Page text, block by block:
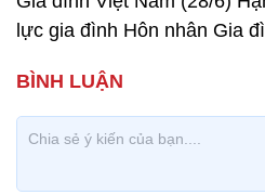
lực gia đình Hôn nhân Gia